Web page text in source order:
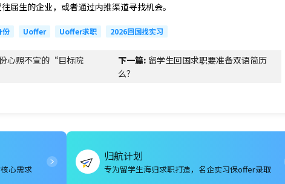
届生的企业，或者通过内推渠道寻找机会。
份 Uoffer Uoffer求职 2026回国找实习
心照不宣的“目标院
下一篇: 留学生回国求职要准备双语简历
么？
心需求
归航计划
专为留学生海归求职打造，名企实习保offer录取